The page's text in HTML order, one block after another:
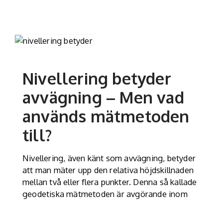
Nivellering betyder
avvägning – Men vad
används mätmetoden
till?
Nivellering, även känt som avvägning, betyder
att man mäter upp den relativa höjdskillnaden
mellan två eller flera punkter. Denna så kallade
geodetiska mätmetoden är avgörande inom